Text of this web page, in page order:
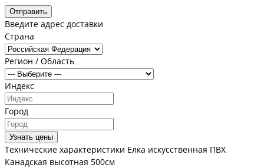
Отправить
Введите адрес доставки
Страна
Регион / Область
Индекс
Город
Узнать цены
Технические характеристики Елка искусственная ПВХ
Канадская высотная 500см